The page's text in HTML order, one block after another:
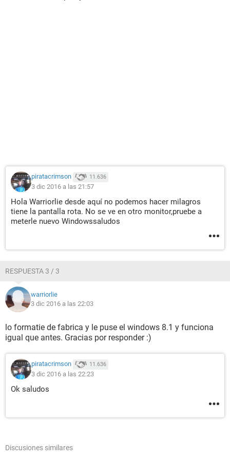
piratacrimson 11.636
3 dic 2016 a las 21:57
Hola Warriorlie desde aquí no podemos hacer milagros
tiene la pantalla rota. No se ve en otro monitor,pruebe a
meterle nuevo Windowssaludos
RESPUESTA 3 / 3
warriorlie
3 dic 2016 a las 22:03
lo formatie de fabrica y le puse el windows 8.1 y funciona
igual que antes. Gracias por responder :)
piratacrimson 11.636
3 dic 2016 a las 22:23
Ok saludos
Discusiones similares